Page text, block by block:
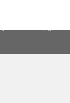
address and